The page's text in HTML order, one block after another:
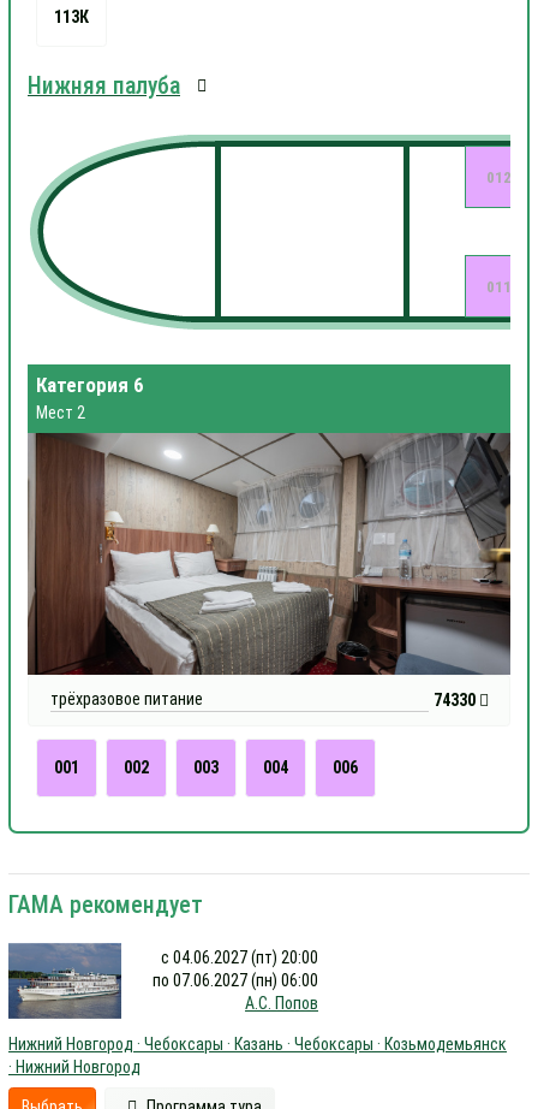
113К
Нижняя палуба
011
012
Категория 6
Мест 2
трёхразовое питание 74330
001 002 003 004 006
ГАМА рекомендует
с 04.06.2027 (пт) 20:00
по 07.06.2027 (пн) 06:00
А.С. Попов
Нижний Новгород · Чебоксары · Казань · Чебоксары · Козьмодемьянск
· Нижний Новгород